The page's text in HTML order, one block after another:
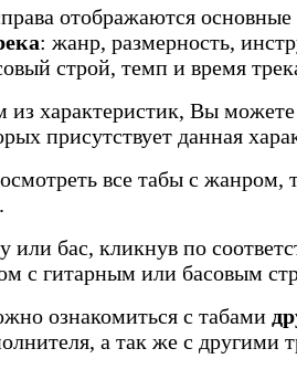
отображаются основные
: жанр, размерность,
строй, темп и время
из характеристик, Вы
присутствует данная
все табы с жанром,
или бас, кликнув по
с гитарным или басовым
ознакомиться с табами
а так же с другими